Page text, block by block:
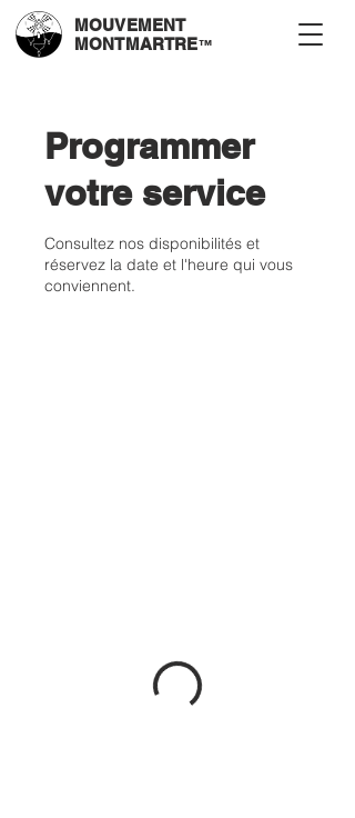
MOUVEMENT
MONTMARTRE™
Programmer
votre service
Consultez nos disponibilités et
réservez la date et l'heure qui vous
conviennent.